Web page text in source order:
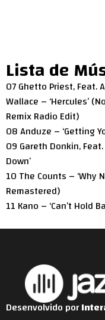
Lista de
07 Ghetto Priest, Feat.
Wallace – ‘Hercules’
Remix Radio Edit)
08 Anduze – ‘Getting
09 Gareth Donkin,
Down’
10 The Counts – ‘Why
Remastered)
11 Kano – ‘Can’t Hold
Desenvolvido por